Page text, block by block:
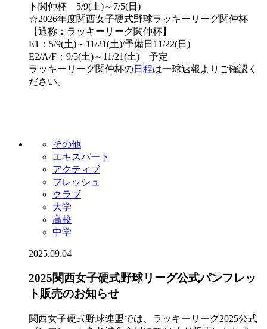
ト関仲杯 5/9(土)～7/5(日)
☆2026年度関西女子硬式野球ラッキーリーグ関仲杯
【通称：ラッキーリーグ関仲杯】
E1：5/9(土)～11/21(土)/予備日11/22(日)
E2/A/F：9/5(土)～11/21(土) 予定
ラッキーリーグ関仲杯の日程は一球速報よりご確認く
ださい。
その他
エキスパート
アクティブ
フレッシュ
クラブ
大学
高校
中学
2025.09.04
2025関西女子硬式野球リーグ公式パンフレッ
ト販売のお知らせ
関西女子硬式野球連盟では、ラッキーリーグ2025公式